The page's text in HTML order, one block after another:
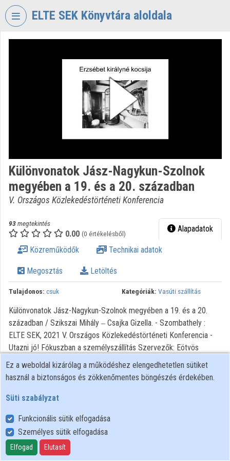
Fejléc kihagyása
ELTE SEK Könyvtára aloldala
Bejelentkezés
Intézményi felfedezés
Kategóriák
Közreműködők
Különvonatok Jász-Nagykun-Szolnok
megyében a 19. és a 20. században
V. Országos Közlekedéstörténeti Konferencia
93megtekintés
0.00 (0 értékelésből) Alapadatok
Közreműködők Technikai adatok
Megosztás Letöltés
Tulajdonos: csuk Kategóriák: Vasúti szállítás
Különvonatok Jász-Nagykun-Szolnok megyében a 19. és a 20.
században / Szikszai Mihály ‒ Csajka Gizella. - Szombathely :
ELTE SEK, 2021 V. Országos Közlekedéstörténeti Konferencia -
Utazni jó! Fókuszban a személyszállítás Szervezők: Eötvös
Loránd Tudományegyetem Savaria Egyetemi Központ ; Eötvös
Loránd Tudományegyetem Berzsenyi Dániel Pedagógusképző
Központ Történelem Tanszék ; Közlekedéstudományi Egyesület
Általános Tagozat Közlekedéstörténeti Szakosztálya
Felhasználói szabályzat
Adatkezelési tájékoztató
Süti szabályzat
Ez a weboldal kizárólag a működéshez elengedhetetlen sütiket
használ a biztonságos és zökkenőmentes böngészés érdekében.
Süti szabályzat
Funkcionális sütik elfogadása
Személyes sütik elfogadása
Elfogad Elutasít